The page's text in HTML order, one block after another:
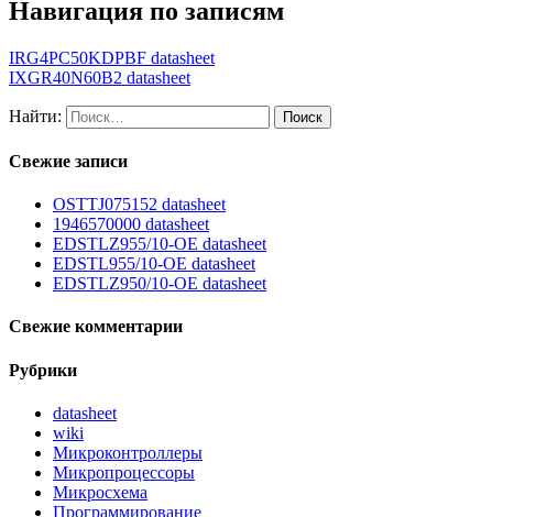
Навигация по записям
IRG4PC50KDPBF datasheet
IXGR40N60B2 datasheet
Найти:
Свежие записи
OSTTJ075152 datasheet
1946570000 datasheet
EDSTLZ955/10-OE datasheet
EDSTL955/10-OE datasheet
EDSTLZ950/10-OE datasheet
Свежие комментарии
Рубрики
datasheet
wiki
Микроконтроллеры
Микропроцессоры
Микросхема
Программирование